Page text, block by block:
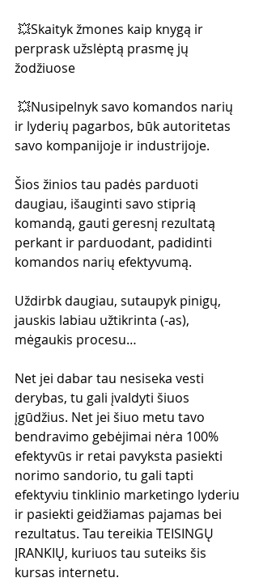
💥Skaityk žmones kaip knygą ir
perprask užslėptą prasmę jų
žodžiuose
💥Nusipelnyk savo komandos narių
ir lyderių pagarbos, būk autoritetas
savo kompanijoje ir industrijoje.
Šios žinios tau padės parduoti
daugiau, išauginti savo stiprią
komandą, gauti geresnį rezultatą
perkant ir parduodant, padidinti
komandos narių efektyvumą.
Uždirbk daugiau, sutaupyk pinigų,
jauskis labiau užtikrinta (-as),
mėgaukis procesu…
Net jei dabar tau nesiseka vesti
derybas, tu gali įvaldyti šiuos
įgūdžius. Net jei šiuo metu tavo
bendravimo gebėjimai nėra 100%
efektyvūs ir retai pavyksta pasiekti
norimo sandorio, tu gali tapti
efektyviu tinklinio marketingo lyderiu
ir pasiekti geidžiamas pajamas bei
rezultatus. Tau tereikia TEISINGŲ
ĮRANKIŲ, kuriuos tau suteiks šis
kursas internetu.